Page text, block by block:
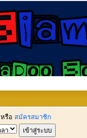
หรือ สมัครสมาชิก